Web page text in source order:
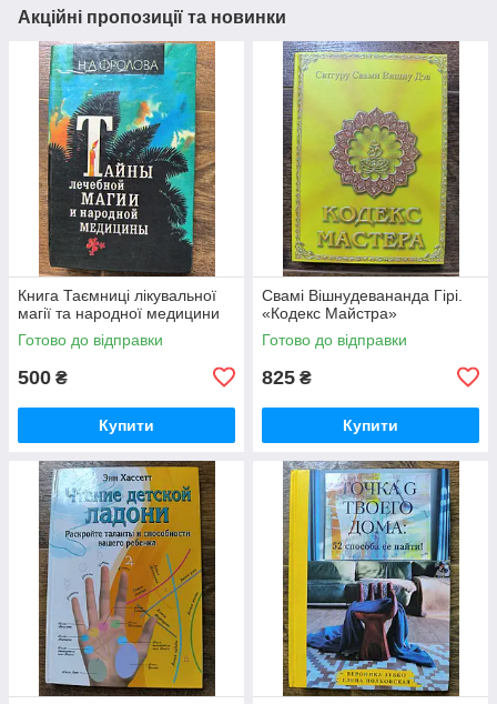
Акційні пропозиції та новинки
Книга Таємниці лікувальної
магії та народної медицини
Готово до відправки
500 ₴
Купити
Свамі Вішнудевананда Гірі.
«Кодекс Майстра»
Готово до відправки
825 ₴
Купити